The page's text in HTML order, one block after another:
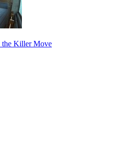
the Killer Move